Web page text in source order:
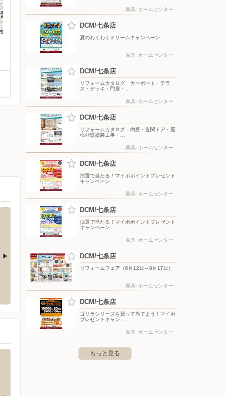
斐田新町8-1
エディオン/アルプラザ城陽店
〒610-0111 京都府城陽市富野荒見田112 アル・プラザ
城陽3階
家具･ホームセンター
DCM/七条店
夏のわくわくドリームキャンペーン
家具･ホームセンター
DCM/七条店
リフォームカタログ カーポート・テラ
ス・デッキ・門扉・…
家具･ホームセンター
DCM/七条店
リフォームカタログ 内窓・玄関ドア・屋
根外壁塗装工事・…
家具･ホームセンター
DCM/七条店
抽選で当たる！マイボポイントプレゼント
キャンペーン
家具･ホームセンター
DCM/七条店
抽選で当たる！マイボポイントプレゼント
キャンペーン
家具･ホームセンター
DCM/七条店
リフォームフェア（6月12日～8月17日）
家具･ホームセンター
DCM/七条店
ゴリラシリーズを買って当てよう！マイボ
プレゼントキャン…
家具･ホームセンター
もっと見る